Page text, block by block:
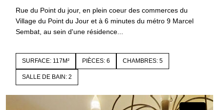
Rue du Point du jour, en plein coeur des commerces du
Village du Point du Jour et à 6 minutes du métro 9 Marcel
Sembat, au sein d'une résidence...
SURFACE: 117M² PIÈCES: 6 CHAMBRES: 5
SALLE DE BAIN: 2